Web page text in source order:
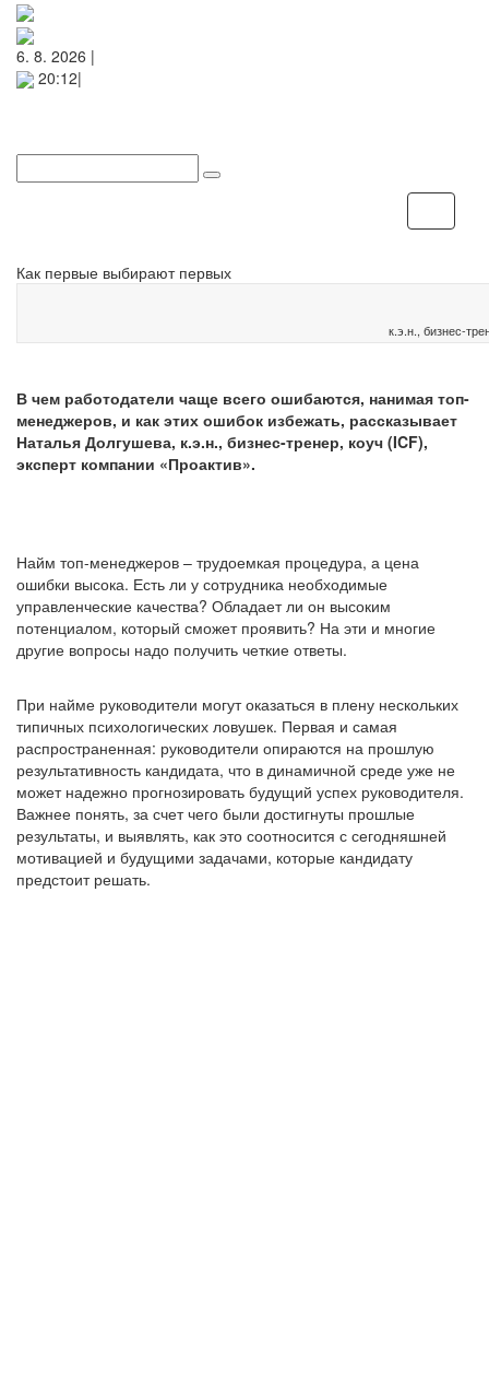
6. 8. 2026 |
20:12|
Как первые выбирают первых
к.э.н., бизнес-
В чем работодатели чаще всего ошибаются, нанимая топ-
менеджеров, и как этих ошибок избежать, рассказывает
Наталья Долгушева, к.э.н., бизнес-тренер, коуч (ICF),
эксперт компании «Проактив».
Найм топ-менеджеров – трудоемкая процедура, а цена
ошибки высока. Есть ли у сотрудника необходимые
управленческие качества? Обладает ли он высоким
потенциалом, который сможет проявить? На эти и многие
другие вопросы надо получить четкие ответы.
При найме руководители могут оказаться в плену нескольких
типичных психологических ловушек. Первая и самая
распространенная: руководители опираются на прошлую
результативность кандидата, что в динамичной среде уже не
может надежно прогнозировать будущий успех руководителя.
Важнее понять, за счет чего были достигнуты прошлые
результаты, и выявлять, как это соотносится с сегодняшней
мотивацией и будущими задачами, которые кандидату
предстоит решать.